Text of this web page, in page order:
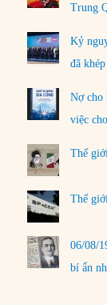
Trung
Kỷ
đã
Nợ cho
việc
Thế
Thế
06/08/
bí ẩn